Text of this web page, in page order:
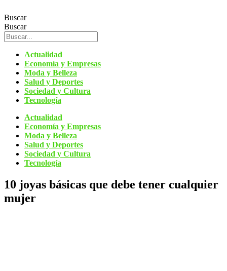
al
contenido
Buscar
Buscar
Actualidad
Economía y Empresas
Moda y Belleza
Salud y Deportes
Sociedad y Cultura
Tecnología
Actualidad
Economía y Empresas
Moda y Belleza
Salud y Deportes
Sociedad y Cultura
Tecnología
10 joyas básicas que debe tener cualquier
mujer